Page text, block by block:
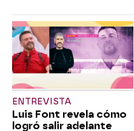
ENTREVISTA
Luis Font revela cómo
logró salir adelante